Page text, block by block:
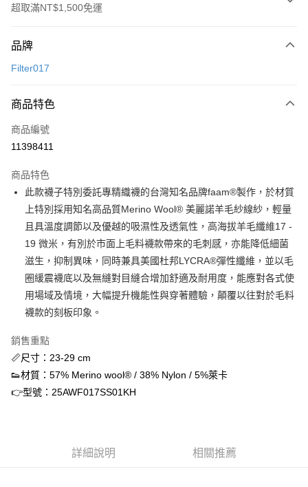
超取滿NT$1,500免運
信用卡一次付款
3 期 0 利率 每期
合作金庫商業銀行
上海商業儲蓄銀行
臺灣中小企業銀行
匯豐（台灣）商業銀行
華泰商業銀行
聯邦商業銀行
遠東國際商業銀行
元大商業銀行
永豐商業銀行
玉山商業銀行
星展（台灣）商業銀行
台灣樂天信用卡公司
超商取貨付款
LINE Pay
街口支付
ATM付款
運送方式
全家取貨付款
每筆NT$60，滿NT$1,500(含以上)免運費
7-11取貨付款
付款後7-11取貨
每筆NT$70，滿NT$1,500(含以上)免運費
品牌
Filter017
商品特色
商品編號
11398411
商品特色
此款襪子特別委託專精織襪的台灣知名品牌faam®製作，於材質
上特別採用知名高品質Merino Wool® 美麗諾羊毛紗線紗，輕量
且具溫度調節以及優越的吸濕性及透氣性，高海拔羊毛纖維17 -
19 微米，有別於市面上毛料襪款帶來的毛刺感，亦能降低細菌
滋生，抑制異味，同時兼具美國杜邦LYCRA®彈性纖維，並以毛
圈緩震襪底以及無縫對目縫合增加舒適及耐用度，能應對各式使
用場域及情境，大幅提升機能性與穿著體驗，顛覆以往對於毛料
襪款的刻板印象。
銷售重點
📏尺寸：23-29 cm
👟材質：57% Merino wool® / 38% Nylon / 5%萊卡
👉型號：25AWF017SS01KH
詳細說明 相關推薦